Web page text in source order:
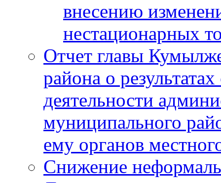
внесению
нестационарных
Отчет главы
района о
деятельности
муниципального
ему органов
Снижение